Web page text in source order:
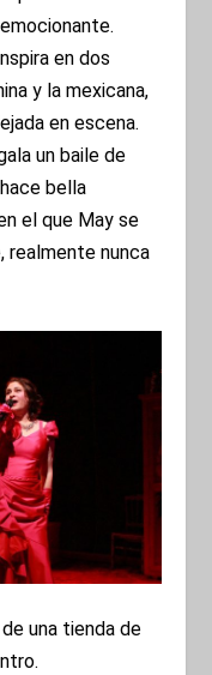
en dos
y la mexicana,
en escena.
un baile de
bella
el que May se
realmente nunca
una tienda de